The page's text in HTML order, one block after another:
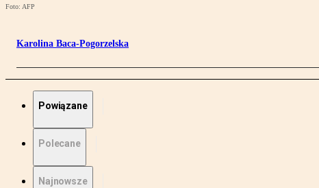
Foto: AFP
Karolina Baca-Pogorzelska
Powiązane
Polecane
Najnowsze